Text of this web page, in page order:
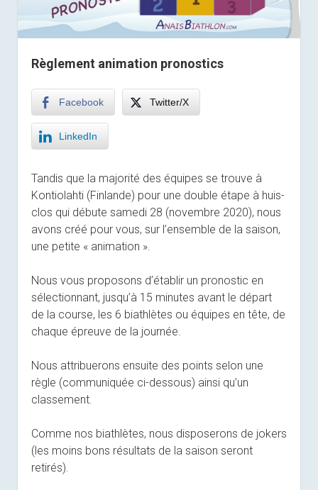
Règlement animation pronostics
Facebook Twitter/X
LinkedIn
Tandis que la majorité des équipes se trouve à
Kontiolahti (Finlande) pour une double étape à huis-
clos qui débute samedi 28 (novembre 2020), nous
avons créé pour vous, sur l’ensemble de la saison,
une petite « animation ».
Nous vous proposons d’établir un pronostic en
sélectionnant, jusqu’à 15 minutes avant le départ
de la course, les 6 biathlètes ou équipes en tête, de
chaque épreuve de la journée.
Nous attribuerons ensuite des points selon une
règle (communiquée ci-dessous) ainsi qu’un
classement.
Comme nos biathlètes, nous disposerons de jokers
(les moins bons résultats de la saison seront
retirés).